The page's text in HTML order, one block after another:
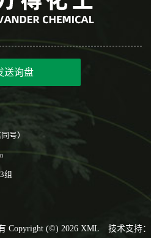
送询盘
号）
组
Copyright (©) 2026 XML 技术支持：